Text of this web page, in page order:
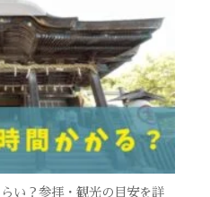
い？参拝・観光の目安を詳